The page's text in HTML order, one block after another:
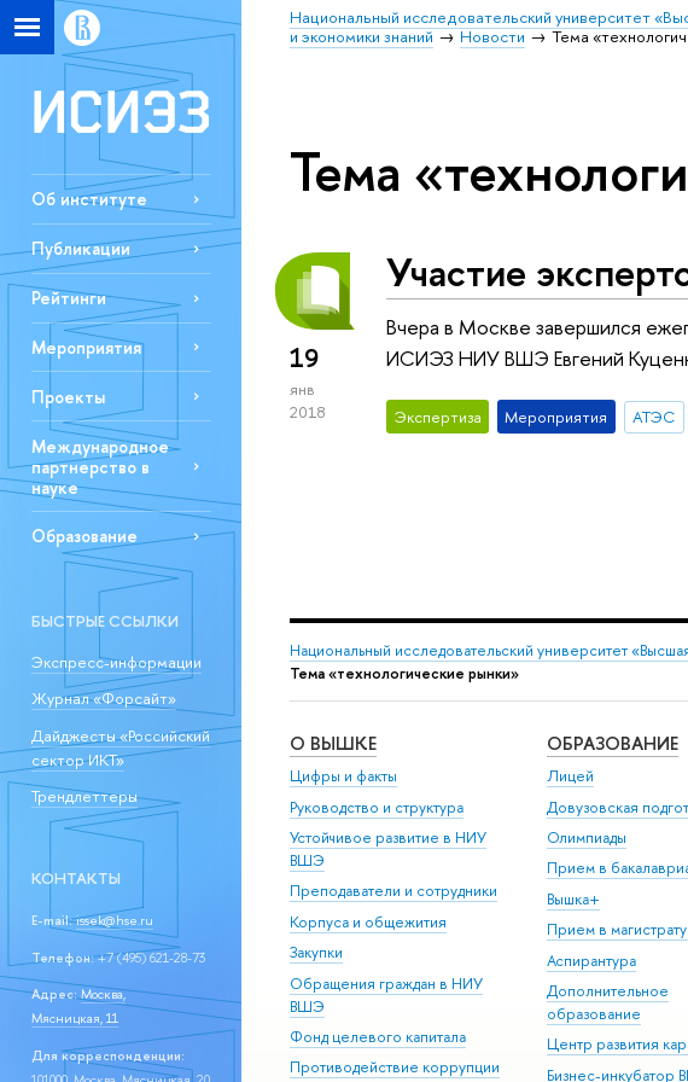
Национальный исследовательский университет
и экономики знаний
Новости Тема
Об институте
Публикации
Рейтинги
Мероприятия
Проекты
Международное
партнерство в
науке
Образование
БЫСТРЫЕ ССЫЛКИ
Экспресс-информации
Журнал «Форсайт»
Дайджесты «Российский
сектор ИКТ»
Трендлеттеры
КОНТАКТЫ
E-mail:issek@hse.ru
Телефон:+7 (495) 621-28-73
Адрес: Москва,
Мясницкая, 11
Для корреспонденции:
Тема
19
янв
2018
Участие
Вчера в Москве завершился
ИСИЭЗ НИУ ВШЭ Евгений
Экспертиза Мероприятия АТЭС
Национальный исследовательский университет
Тема «технологические рынки»
О ВЫШКЕ
Цифры и факты
Руководство и структура
Устойчивое развитие в НИУ
ВШЭ
Преподаватели и сотрудники
Корпуса и общежития
Закупки
Обращения граждан в НИУ
ВШЭ
Фонд целевого капитала
Противодействие коррупции
ОБРАЗОВАНИЕ
Лицей
Довузовская
Олимпиады
Прием в
Вышка+
Прием в
Аспирантура
Дополнительное
образование
Центр развития
Бизнес-инкубатор